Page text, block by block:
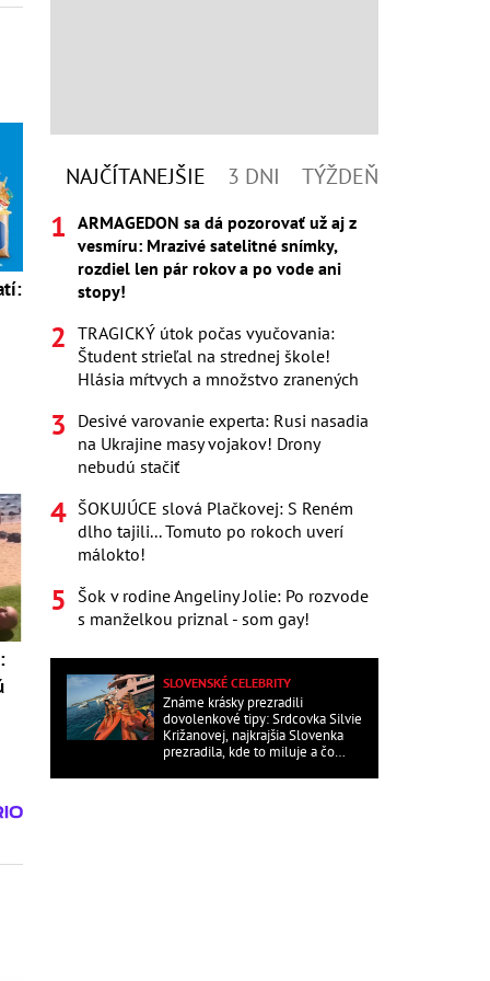
NAJČÍTANEJŠIE 3 DNI TÝŽDEŇ
ARMAGEDON sa dá pozorovať už aj z
vesmíru: Mrazivé satelitné snímky,
rozdiel len pár rokov a po vode ani
stopy!
TRAGICKÝ útok počas vyučovania:
Študent strieľal na strednej škole!
Hlásia mŕtvych a množstvo zranených
Desivé varovanie experta: Rusi nasadia
na Ukrajine masy vojakov! Drony
nebudú stačiť
ŠOKUJÚCE slová Plačkovej: S Reném
dlho tajili... Tomuto po rokoch uverí
málokto!
Šok v rodine Angeliny Jolie: Po rozvode
s manželkou priznal - som gay!
SLOVENSKÉ CELEBRITY
Známe krásky prezradili
dovolenkové tipy: Srdcovka Silvie
Križanovej, najkrajšia Slovenka
prezradila, kde to miluje a čo